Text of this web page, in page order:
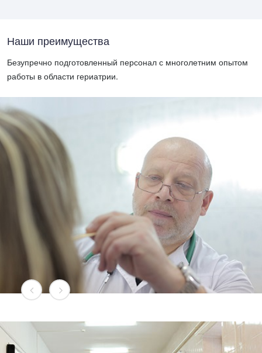
Наши преимущества
Безупречно подготовленный персонал с многолетним опытом
работы в области гериатрии.